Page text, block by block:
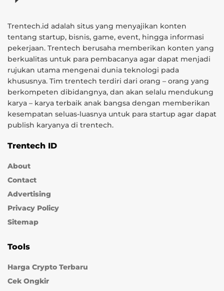
Trentech.id adalah situs yang menyajikan konten
tentang startup, bisnis, game, event, hingga informasi
pekerjaan. Trentech berusaha memberikan konten yang
berkualitas untuk para pembacanya agar dapat menjadi
rujukan utama mengenai dunia teknologi pada
khususnya. Tim trentech terdiri dari orang – orang yang
berkompeten dibidangnya, dan akan selalu mendukung
karya – karya terbaik anak bangsa dengan memberikan
kesempatan seluas-luasnya untuk para startup agar dapat
publish karyanya di trentech.
Trentech ID
About
Contact
Advertising
Privacy Policy
Sitemap
Tools
Harga Crypto Terbaru
Cek Ongkir